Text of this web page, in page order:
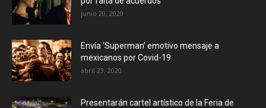
junio 20, 2020
Envía ‘Superman’ emotivo mensaje a
mexicanos por Covid-19
abril 23, 2020
Presentarán cartel artístico de la Feria de